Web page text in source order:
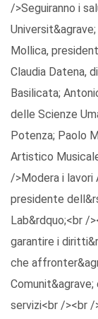
/>Seguiranno i
Mollica,
Claudia Datena,
Basilicata;
delle Scienze
Potenza; Paolo
Artistico
/>Modera i lavori
presidente
Lab&rdquo;<br /
garantire i
che
servizi<br /><br /